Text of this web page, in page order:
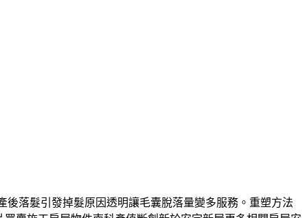
落髮引發掉髮原因透明讓毛囊脫落量變多服務。重塑方法